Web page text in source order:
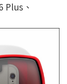
、